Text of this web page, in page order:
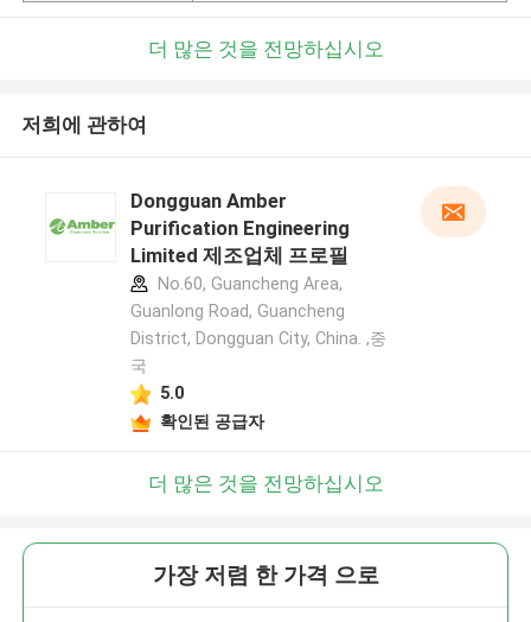
더 많은 것을 전망하십시오
저희에 관하여
Dongguan Amber
Purification Engineering
Limited 제조업체 프로필
No.60, Guancheng Area,
Guanlong Road, Guancheng
District, Dongguan City, China. ,중
국
5.0
확인된 공급자
더 많은 것을 전망하십시오
가장 저렴 한 가격 으로